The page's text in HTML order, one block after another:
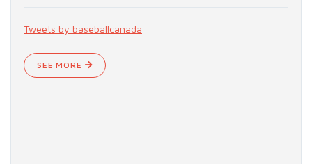
Tweets by baseballcanada
SEE MORE